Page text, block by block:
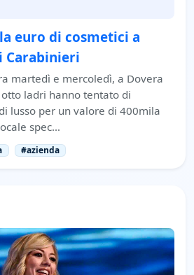
euro di cosmetici a
Carabinieri
martedì e mercoledì, a Dovera
ladri hanno tentato di
lusso per un valore di 400mila
spec…
#azienda